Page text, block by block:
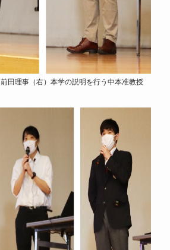
前田理事（右）本学の説明を行う中本准教授